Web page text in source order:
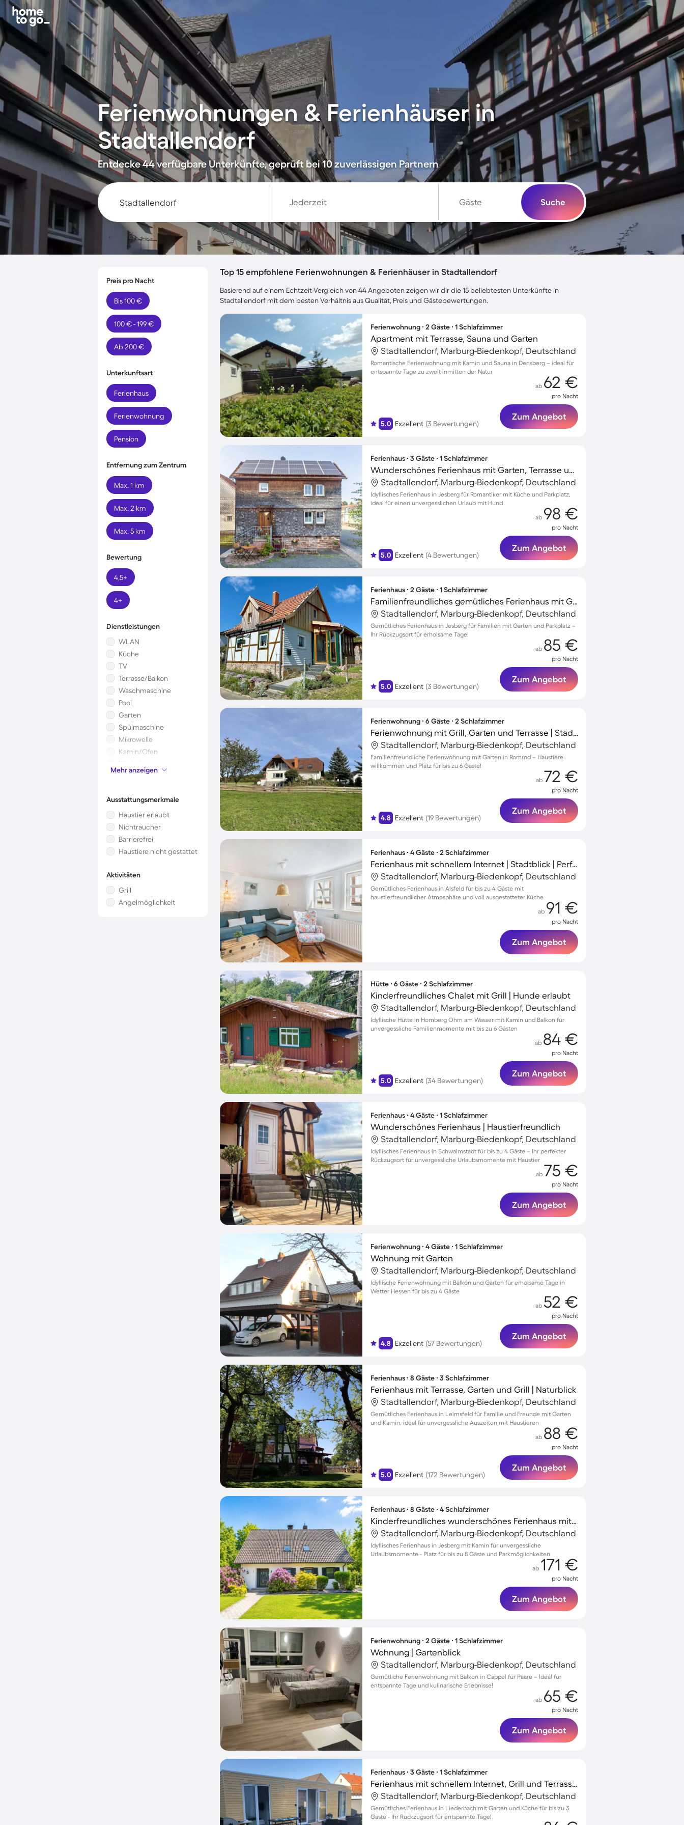
Ferienwohnungen & Ferienhäuser in
Stadtallendorf
Entdecke 44 verfügbare Unterkünfte, geprüft bei 10 zuverlässigen Partnern
Jederzeit Gäste Suche
Preis pro Nacht
Bis 100 €
100 € - 199 €
Ab 200 €
Unterkunftsart
Ferienhaus
Ferienwohnung
Pension
Entfernung zum Zentrum
Max. 1 km
Max. 2 km
Max. 5 km
Bewertung
4,5+
4+
Dienstleistungen
WLAN
Küche
TV
Terrasse/Balkon
Waschmaschine
Pool
Garten
Spülmaschine
Mikrowelle
Kamin/Ofen
Kinderbett
Klimaanlage
Mehr anzeigen
Ausstattungsmerkmale
Haustier erlaubt
Nichtraucher
Barrierefrei
Haustiere nicht gestattet
Aktivitäten
Grill
Angelmöglichkeit
Top 15 empfohlene Ferienwohnungen & Ferienhäuser in Stadtallendorf
Basierend auf einem Echtzeit-Vergleich von 44 Angeboten zeigen wir dir die 15 beliebtesten Unterkünfte in
Stadtallendorf mit dem besten Verhältnis aus Qualität, Preis und Gästebewertungen.
Ferienwohnung ∙ 2 Gäste ∙ 1 Schlafzimmer
Apartment mit Terrasse, Sauna und Garten
Stadtallendorf, Marburg-Biedenkopf, Deutschland
Romantische Ferienwohnung mit Kamin und Sauna in Densberg – ideal für
entspannte Tage zu zweit inmitten der Natur
5.0 Exzellent (3 Bewertungen)
ab 62 €
pro Nacht
Zum Angebot
Ferienhaus ∙ 3 Gäste ∙ 1 Schlafzimmer
Wunderschönes Ferienhaus mit Garten, Terrasse und Grill | Ideal für Homeoffice | Haustiere erlaubt
Stadtallendorf, Marburg-Biedenkopf, Deutschland
Idyllisches Ferienhaus in Jesberg für Romantiker mit Küche und Parkplatz,
ideal für einen unvergesslichen Urlaub mit Hund
5.0 Exzellent (4 Bewertungen)
ab 98 €
pro Nacht
Zum Angebot
Ferienhaus ∙ 2 Gäste ∙ 1 Schlafzimmer
Familienfreundliches gemütliches Ferienhaus mit Garten und Grill | Ideal für Homeoffice
Stadtallendorf, Marburg-Biedenkopf, Deutschland
Gemütliches Ferienhaus in Jesberg für Familien mit Garten und Parkplatz –
Ihr Rückzugsort für erholsame Tage!
5.0 Exzellent (3 Bewertungen)
ab 85 €
pro Nacht
Zum Angebot
Ferienwohnung ∙ 6 Gäste ∙ 2 Schlafzimmer
Ferienwohnung mit Grill, Garten und Terrasse | Stadtblick
Stadtallendorf, Marburg-Biedenkopf, Deutschland
Familienfreundliche Ferienwohnung mit Garten in Romrod – Haustiere
willkommen und Platz für bis zu 6 Gäste!
4.8 Exzellent (19 Bewertungen)
ab 72 €
pro Nacht
Zum Angebot
Ferienhaus ∙ 4 Gäste ∙ 2 Schlafzimmer
Ferienhaus mit schnellem Internet | Stadtblick | Perfekt für die Arbeit von Zuhause
Stadtallendorf, Marburg-Biedenkopf, Deutschland
Gemütliches Ferienhaus in Alsfeld für bis zu 4 Gäste mit
haustierfreundlicher Atmosphäre und voll ausgestatteter Küche
ab 91 €
pro Nacht
Zum Angebot
Hütte ∙ 6 Gäste ∙ 2 Schlafzimmer
Kinderfreundliches Chalet mit Grill | Hunde erlaubt
Stadtallendorf, Marburg-Biedenkopf, Deutschland
Idyllische Hütte in Homberg Ohm am Wasser mit Kamin und Balkon für
unvergessliche Familienmomente mit bis zu 6 Gästen
5.0 Exzellent (34 Bewertungen)
ab 84 €
pro Nacht
Zum Angebot
Ferienhaus ∙ 4 Gäste ∙ 1 Schlafzimmer
Wunderschönes Ferienhaus | Haustierfreundlich
Stadtallendorf, Marburg-Biedenkopf, Deutschland
Idyllisches Ferienhaus in Schwalmstadt für bis zu 4 Gäste – Ihr perfekter
Rückzugsort für unvergessliche Urlaubsmomente mit Haustier
ab 75 €
pro Nacht
Zum Angebot
Ferienwohnung ∙ 4 Gäste ∙ 1 Schlafzimmer
Wohnung mit Garten
Stadtallendorf, Marburg-Biedenkopf, Deutschland
Idyllische Ferienwohnung mit Balkon und Garten für erholsame Tage in
Wetter Hessen für bis zu 4 Gäste
4.8 Exzellent (57 Bewertungen)
ab 52 €
pro Nacht
Zum Angebot
Ferienhaus ∙ 8 Gäste ∙ 3 Schlafzimmer
Ferienhaus mit Terrasse, Garten und Grill | Naturblick
Stadtallendorf, Marburg-Biedenkopf, Deutschland
Gemütliches Ferienhaus in Leimsfeld für Familie und Freunde mit Garten
und Kamin, ideal für unvergessliche Auszeiten mit Haustieren
5.0 Exzellent (172 Bewertungen)
ab 88 €
pro Nacht
Zum Angebot
Ferienhaus ∙ 8 Gäste ∙ 4 Schlafzimmer
Kinderfreundliches wunderschönes Ferienhaus mit Terrasse, Grill und Garten | Naturblick
Stadtallendorf, Marburg-Biedenkopf, Deutschland
Idyllisches Ferienhaus in Jesberg mit Kamin für unvergessliche
Urlaubsmomente - Platz für bis zu 8 Gäste und Parkmöglichkeiten
ab 171 €
pro Nacht
Zum Angebot
Ferienwohnung ∙ 2 Gäste ∙ 1 Schlafzimmer
Wohnung | Gartenblick
Stadtallendorf, Marburg-Biedenkopf, Deutschland
Gemütliche Ferienwohnung mit Balkon in Cappel für Paare – Ideal für
entspannte Tage und kulinarische Erlebnisse!
ab 65 €
pro Nacht
Zum Angebot
Ferienhaus ∙ 3 Gäste ∙ 1 Schlafzimmer
Ferienhaus mit schnellem Internet, Grill und Terrasse | Gartenblick
Stadtallendorf, Marburg-Biedenkopf, Deutschland
Gemütliches Ferienhaus in Liederbach mit Garten und Küche für bis zu 3
Gäste - Ihr Rückzugsort für entspannte Tage!